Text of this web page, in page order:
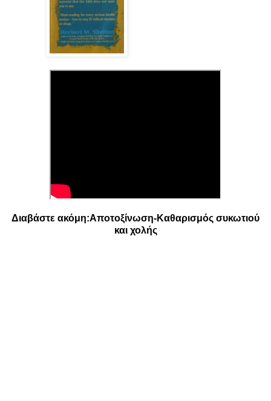
Διαβάστε ακόμη:Αποτοξίνωση-Καθαρισμός συκωτιού
και χολής